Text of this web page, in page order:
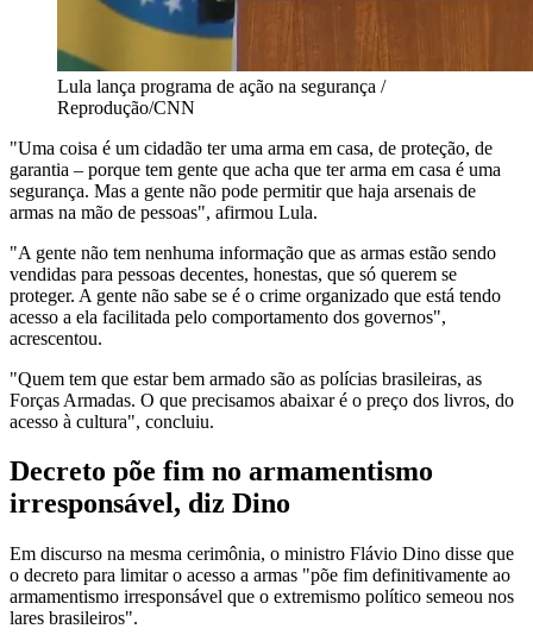
Lula lança programa de ação na segurança /
Reprodução/CNN
"Uma coisa é um cidadão ter uma arma em casa, de proteção, de
garantia – porque tem gente que acha que ter arma em casa é uma
segurança. Mas a gente não pode permitir que haja arsenais de
armas na mão de pessoas", afirmou Lula.
"A gente não tem nenhuma informação que as armas estão sendo
vendidas para pessoas decentes, honestas, que só querem se
proteger. A gente não sabe se é o crime organizado que está tendo
acesso a ela facilitada pelo comportamento dos governos",
acrescentou.
"Quem tem que estar bem armado são as polícias brasileiras, as
Forças Armadas. O que precisamos abaixar é o preço dos livros, do
acesso à cultura", concluiu.
Decreto põe fim no armamentismo
irresponsável, diz Dino
Em discurso na mesma cerimônia, o ministro Flávio Dino disse que
o decreto para limitar o acesso a armas "põe fim definitivamente ao
armamentismo irresponsável que o extremismo político semeou nos
lares brasileiros".